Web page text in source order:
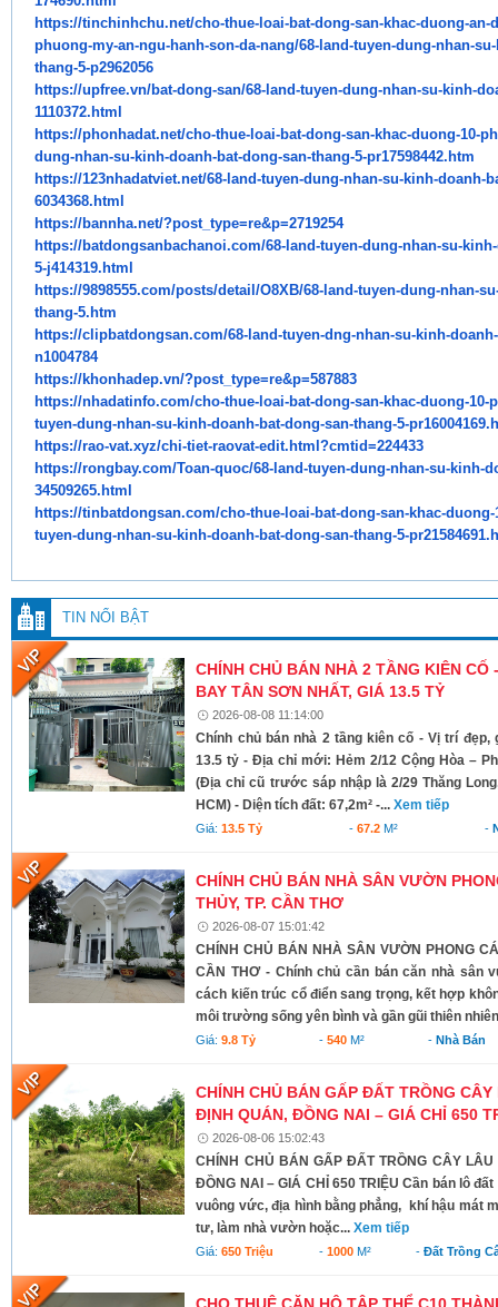
https://tinchinhchu.net/cho-thue-loai-bat-dong-san-khac-duong-an-
phuong-my-an-ngu-hanh-son-da-nang/68-land-tuyen-dung-nhan-
thang-5-p2962056
https://upfree.vn/bat-dong-san/68-land-tuyen-dung-nhan-su-kinh-
1110372.html
https://phonhadat.net/cho-thue-loai-bat-dong-san-khac-duong-10-
dung-nhan-su-kinh-doanh-bat-dong-san-thang-5-pr17598442.htm
https://123nhadatviet.net/68-land-tuyen-dung-nhan-su-kinh-doanh-
6034368.html
https://bannha.net/?post_type=re&p=2719254
https://batdongsanbachanoi.com/68-land-tuyen-dung-nhan-su-
5-j414319.html
https://9898555.com/posts/detail/O8XB/68-land-tuyen-dung-nhan-
thang-5.htm
https://clipbatdongsan.com/68-land-tuyen-dng-nhan-su-kinh-
n1004784
https://khonhadep.vn/?post_ type=re&p=587883
https://nhadatinfo.com/cho-thue-loai-bat-dong-san-khac-duong-10-
tuyen-dung-nhan-su-kinh-doanh-bat-dong-san-thang-5-
https://rao-vat.xyz/chi-tiet-raovat-edit.html?cmtid=224433
https://rongbay.com/Toan-quoc/68-land-tuyen-dung-nhan-su-kinh-
34509265.html
https://tinbatdongsan.com/cho-thue-loai-bat-dong-san-khac-duong-
tuyen-dung-nhan-su-kinh-doanh-bat-dong-san-thang-5-
TIN NỔI BẬT
CHÍNH CHỦ BÁN NHÀ 2 TẦNG KIÊN CỐ
BAY TÂN SƠN NHẤT, GIÁ 13.5 TỶ
2026-08-08 11:14:00
Chính chủ bán nhà 2 tầng kiên cố - Vị trí đẹp,
13.5 tỷ - Địa chỉ mới: Hẻm 2/12 Cộng Hòa –
(Địa chỉ cũ trước sáp nhập là 2/29 Thăng
HCM) - Diện tích đất: 67,2m² -...Xem tiếp
Giá:13.5 Tỷ -67.2 M² -
CHÍNH CHỦ BÁN NHÀ SÂN VƯỜN
THỦY, TP. CẦN THƠ
2026-08-07 15:01:42
CHÍNH CHỦ BÁN NHÀ SÂN VƯỜN PHONG
CẦN THƠ - Chính chủ cần bán căn nhà sân
cách kiến trúc cổ điển sang trọng, kết hợp
môi trường sống yên bình và gần gũi thiên
Giá:9.8 Tỷ -540 M² - Nhà Bán
CHÍNH CHỦ BÁN GẤP ĐẤT TRỒNG
ĐỊNH QUÁN, ĐỒNG NAI – GIÁ CHỈ 650
2026-08-06 15:02:43
CHÍNH CHỦ BÁN GẤP ĐẤT TRỒNG CÂY LÂU
ĐỒNG NAI – GIÁ CHỈ 650 TRIỆU Cần bán lô
vuông vức, địa hình bằng phẳng, khí hậu mát
tư, làm nhà vườn hoặc...Xem tiếp
Giá:650 Triệu - 1000M² -Đất Trồng
CHO THUÊ CĂN HỘ TẬP THỂ C10